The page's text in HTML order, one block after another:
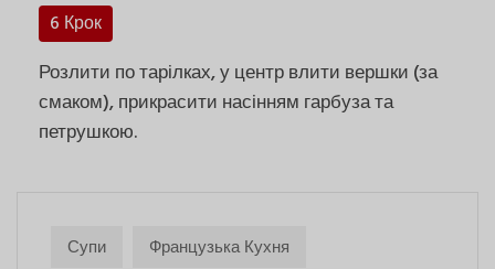
6 Крок
Розлити по тарілках, у центр влити вершки (за
смаком), прикрасити насінням гарбуза та
петрушкою.
Супи
Французька Кухня